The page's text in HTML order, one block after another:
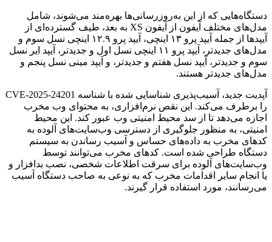
دستگاه‌هایی که از این به‌روزرسانی‌ها بهره‌مند می‌شوند، شامل
مدل‌های مختلف آیفون از آیفون XS به بعد، طیف گسترده‌ای از
آیپدها از جمله آیپد پرو ۱۳ اینچی، آیپد پرو ۱۲.۹ اینچی نسل سوم و
مدل‌های جدیدتر، آیپد پرو ۱۱ اینچی نسل اول و جدیدتر، آیپد ایر نسل
سوم و جدیدتر، آیپد نسل هفتم و جدیدتر، و آیپد مینی نسل پنجم و
مدل‌های جدیدتر هستند.
آپدیت جدید، آسیب‌پذیری شناسایی شده با شناسه CVE-2025-24201
را برطرف می‌کند. این نقص نرم‌افزاری، به محتوای وب مخرب
اجازه می‌دهد تا از سد محیط امنیتی وب عبور کند. این محیط
امنیتی، به منظور جلوگیری از دسترسی وب‌سایت‌های آلوده به
کدهای مخرب به داده‌های حساس و آسیب رساندن به سیستم
دستگاه طراحی شده است. کدهای مخرب می‌توانند توسط
وب‌سایت‌های آلوده برای سرقت اطلاعات شخصی، نصب بدافزار و
یا انجام سایر اقدامات مخرب که به نوعی به صاحب دستگاه آسیب
می‌رسانند، مورد استفاده قرار گیرند.